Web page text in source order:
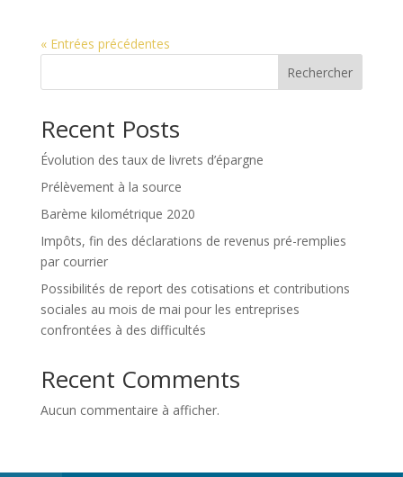
« Entrées précédentes
Rechercher
Recent Posts
Évolution des taux de livrets d’épargne
Prélèvement à la source
Barème kilométrique 2020
Impôts, fin des déclarations de revenus pré-remplies
par courrier
Possibilités de report des cotisations et contributions
sociales au mois de mai pour les entreprises
confrontées à des difficultés
Recent Comments
Aucun commentaire à afficher.